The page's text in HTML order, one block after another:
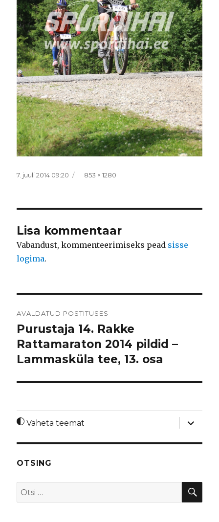
Postitatud
7. juuli 2014 09:20 Täissuurus
853 × 1280
Lisa kommentaar
Vabandust, kommenteerimiseks pead sisse
logima.
AVALDATUD POSTITUSES
Purustaja 14. Rakke
Rattamaraton 2014 pildid –
Lammasküla tee, 13. osa
Vaheta teemat
laienda
OTSING
Otsi: